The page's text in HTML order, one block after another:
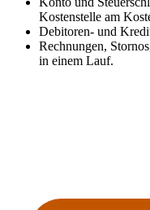
Kostenstelle am
Debitoren- und
Rechnungen,
in einem Lauf.